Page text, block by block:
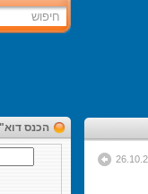
הכנס